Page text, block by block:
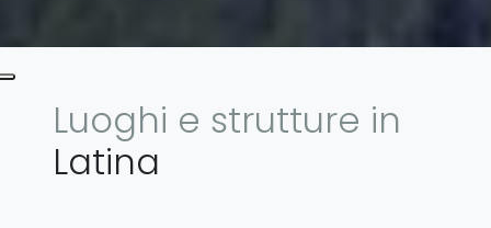
Luoghi e strutture in
Latina